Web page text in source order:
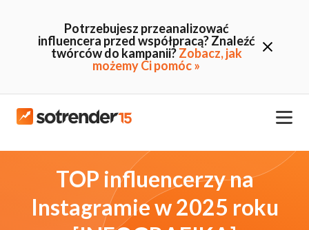
Potrzebujesz przeanalizować
influencera przed współpracą? Znaleźć
twórców do kampanii?Zobacz, jak
możemy Ci pomóc »
TOP influencerzy na
Instagramie w 2025 roku